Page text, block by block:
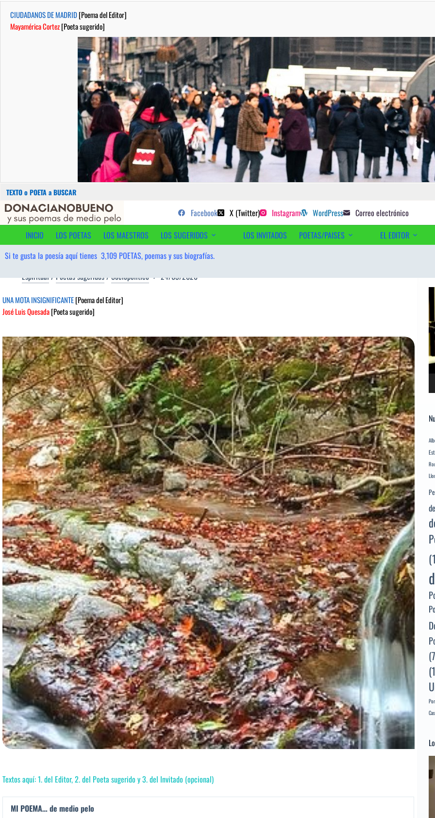
CIUDADANOS DE MADRID[Poema del Editor]
Mayamérica Cortez[Poeta sugerido]
Buscar:
Saltar
contenido
...sus poemas de medio pelo y poetas sugeridos
Facebook X (Twitter) Instagram WordPress Correo electrónico
INICIO
LOS POETAS LOS MAESTROS LOS SUGERIDOS LOS INVITADOS POETAS/PAISES EL EDITOR
Si te gusta la poesía aquí tienes 3,109 POETAS, poemas y sus biografías.
Espiritual/Poetas sugeridos/Sociopolítico 24/03/2026
UNA MOTA INSIGNIFICANTE[Poema del Editor]
José Luis Quesada[Poeta sugerido]
Textos aquí: 1. del Editor, 2. del Poeta sugerido y 3. del Invitado (opcional)
MI POEMA… de medio pelo
de
de